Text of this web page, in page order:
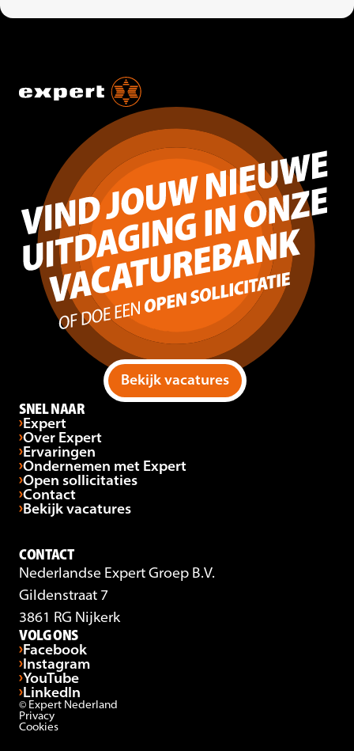
CONTACT
Nederlandse Expert Groep B.V.
Gildenstraat 7
3861 RG Nijkerk
VOLG ONS
Facebook
Instagram
YouTube
LinkedIn
SNEL NAAR
Expert
Over Expert
Ervaringen
Ondernemen met Expert
Open sollicitaties
Contact
Bekijk vacatures
Bekijk vacatures
© Expert Nederland
Privacy
Cookies